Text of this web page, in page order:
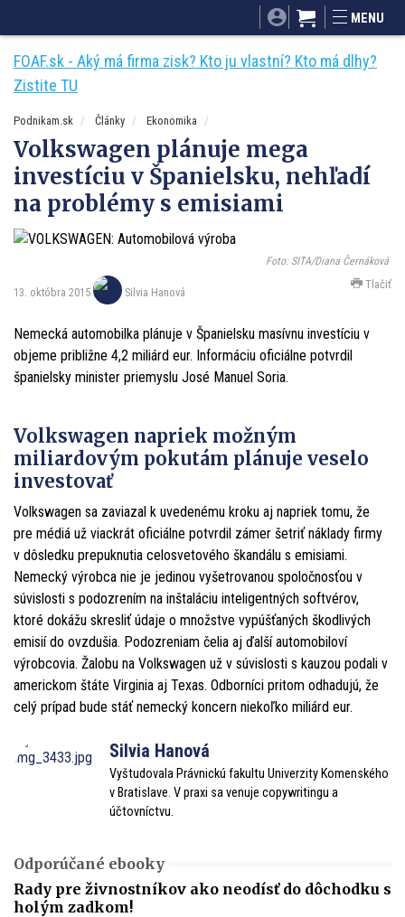
Mnamky-recepty.sk
MENU
FOAF.sk - Aký má firma zisk? Kto ju vlastní? Kto má dlhy?
Zistite TU
Podnikam.sk Články Ekonomika
Volkswagen plánuje mega
investíciu v Španielsku, nehľadí
na problémy s emisiami
Foto: SITA/Diana Černáková
13. októbra 2015 Silvia Hanová
Tlačiť
Nemecká automobilka plánuje v Španielsku masívnu investíciu v
objeme približne 4,2 miliárd eur. Informáciu oficiálne potvrdil
španielsky minister priemyslu José Manuel Soria.
Volkswagen napriek možným
miliardovým pokutám plánuje veselo
investovať
Volkswagen sa zaviazal k uvedenému kroku aj napriek tomu, že
pre médiá už viackrát oficiálne potvrdil zámer šetriť náklady firmy
v dôsledku prepuknutia celosvetového škandálu s emisiami.
Nemecký výrobca nie je jedinou vyšetrovanou spoločnosťou v
súvislosti s podozrením na inštaláciu inteligentných softvérov,
ktoré dokážu skresliť údaje o množstve vypúšťaných škodlivých
emisií do ovzdušia. Podozreniam čelia aj ďalší automobiloví
výrobcovia. Žalobu na Volkswagen už v súvislosti s kauzou podali v
americkom štáte Virginia aj Texas. Odborníci pritom odhadujú, že
celý prípad bude stáť nemecký koncern niekoľko miliárd eur.
Silvia Hanová
Vyštudovala Právnickú fakultu Univerzity Komenského
v Bratislave. V praxi sa venuje copywritingu a
účtovníctvu.
Odporúčané ebooky
Rady pre živnostníkov ako neodísť do dôchodku s
holým zadkom!